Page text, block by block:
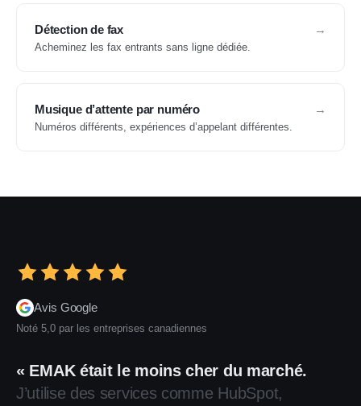
Détection de fax
Acheminez les fax entrants sans ligne dédiée.
Musique d’attente par numéro
Numéros différents, expériences d’appelant différentes.
Avis Google
Noté 5,0 par les entreprises canadiennes
« EMAK était le moins cher du marché.
J’utilise des services comme HubSpot,